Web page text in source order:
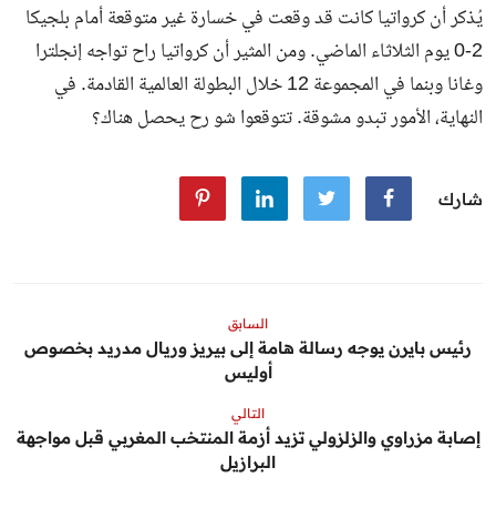
يُذكر أن كرواتيا كانت قد وقعت في خسارة غير متوقعة أمام بلجيكا
2-0 يوم الثلاثاء الماضي. ومن المثير أن كرواتيا راح تواجه إنجلترا
وغانا وبنما في المجموعة 12 خلال البطولة العالمية القادمة. في
النهاية، الأمور تبدو مشوقة. تتوقعوا شو رح يحصل هناك؟
شارك
السابق
رئيس بايرن يوجه رسالة هامة إلى بيريز وريال مدريد بخصوص
أوليس
التالي
إصابة مزراوي والزلزولي تزيد أزمة المنتخب المغربي قبل مواجهة
البرازيل